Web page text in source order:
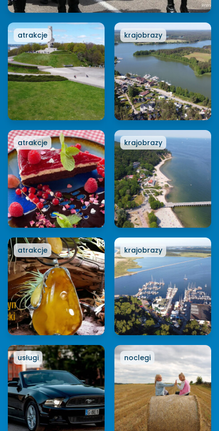
atrakcje krajobrazy
atrakcje krajobrazy
atrakcje krajobrazy
usługi noclegi